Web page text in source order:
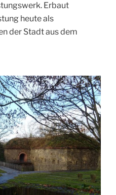
Erbaut
heute als
der Stadt aus dem